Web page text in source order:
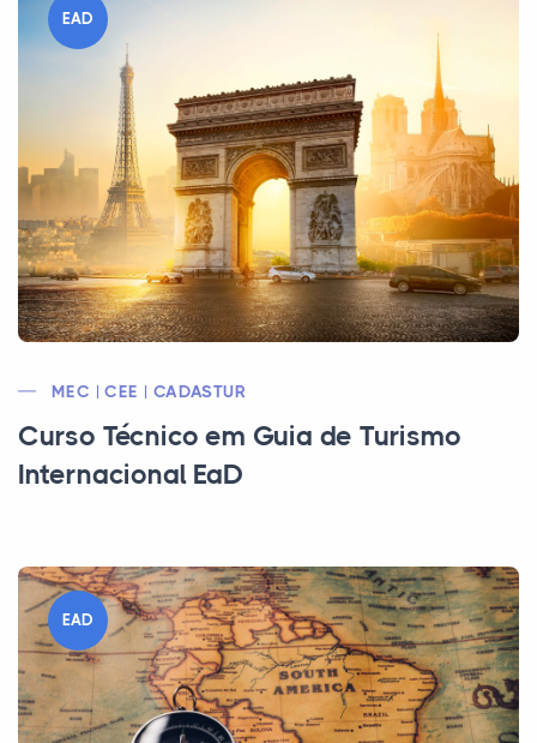
EAD
MEC | CEE | CADASTUR
Curso Técnico em Guia de Turismo
Internacional EaD
EAD